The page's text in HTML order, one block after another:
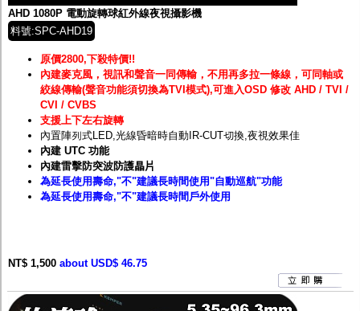
視訊轉換設備
雙絞線傳輸器
雜訊改善器
分配放大器
網路線用水晶頭
網路線
懶人線.同軸線.花線
線頭.插座.延長線.HDMI線
集線盒.防水盒.配線盒
變壓器.避雷器
轉接頭
偽裝嚇阻假監視器. 警示防盜貼紙
行車紀錄器.車用插座配件
AHD 1080P 電動旋轉球紅外線夜視攝影機
料號:SPC-AHD19
原價2800,下殺特價!!
內建麥克風，視訊和聲音一同傳輸，不用再多拉一條線，可同軸或
絞線傳輸(聲音功能須切換為TVI模式),可進入OSD 修改 AHD / TVI /
CVI / CVBS
支援上下左右旋轉
內置陣列式LED,光線昏暗時自動IR-CUT切換,夜視效果佳
內建 UTC 功能
內建雷擊防突波防護晶片
為延長使用壽命,"不"建議長時間使用"自動巡航"功能
為延長使用壽命,"不"建議長時間戶外使用
NT$ 1,500 about USD$ 46.75